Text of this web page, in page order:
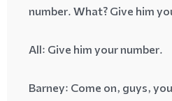
number. What? Give him
.All
: Give him your number
: Come on, guys,